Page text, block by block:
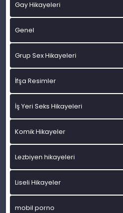
Gay Hikayeleri
Genel
Grup Sex Hikayeleri
İfşa Resimler
İş Yeri Seks Hikayeleri
Komik Hikayeler
Lezbiyen hikayeleri
Liseli Hikayeler
mobil porno